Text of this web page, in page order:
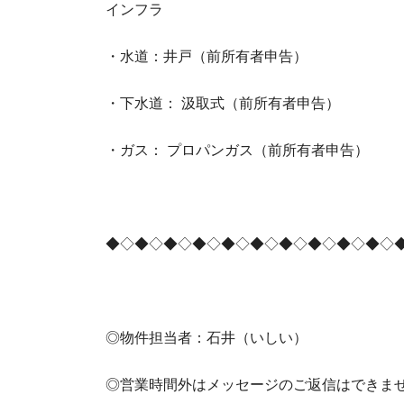
インフラ
・水道：井戸（前所有者申告）
・下水道： 汲取式（前所有者申告）
・ガス： プロパンガス（前所有者申告）
◎物件担当者：石井（いしい）
◎営業時間外はメッセージのご返信はできま